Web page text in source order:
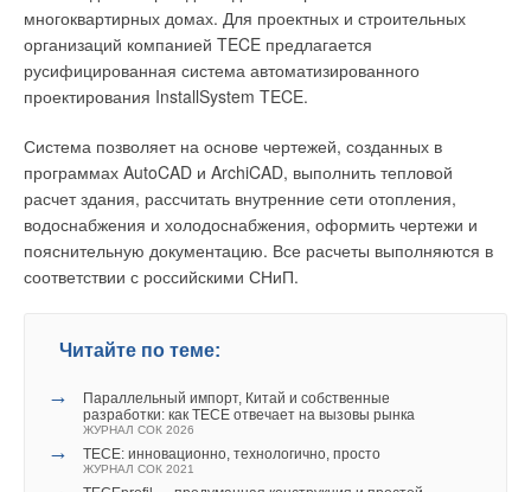
многоквартирных домах. Для проектных и строительных
организаций компанией TECE предлагается
русифицированная система автоматизированного
проектирования InstallSystem TECE.
Система позволяет на основе чертежей, созданных в
программах AutoCAD и ArchiCAD, выполнить тепловой
расчет здания, рассчитать внутренние сети отопления,
водоснабжения и холодоснабжения, оформить чертежи и
пояснительную документацию. Все расчеты выполняются в
соответствии с российскими СНиП.
Читайте по теме:
→
Параллельный импорт, Китай и собственные
разработки: как TECE отвечает на вызовы рынка
ЖУРНАЛ СОК 2026
→ ТЕСЕ: инновационно, технологично, просто
ЖУРНАЛ СОК 2021
допустимые значения).
В данном случае соединяться между собой и с фасонными
соединительными частями должны только те трубы, для
смолы; армирующие наполнители — это различные виды
стеклянных волокон для армирования реактопластов
(стекловолокна) из алюмоборосиликатного стекла с
массовой долей щелочи не более 1 % (стекло типа Е), а
также щелочно-кальциево-силикатного стекла с
добавлением диоксида циркония или триоксида бора (стекло
катализаторы (отвердители), ингибиторы и тиксотропные
добавки. Могут быть применены термореактивные смолы:
ортофталевая полиэфирная; бисфенольная полиэфирная;
винилэфирная; терефталевая полиэфирная либо
изофталевая полиэфирная.